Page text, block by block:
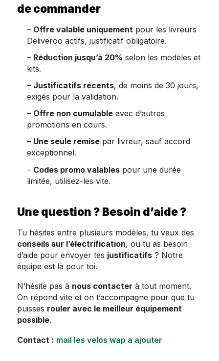
de commander
– Offre valable uniquement pour les livreurs
Deliveroo actifs, justificatif obligatoire.
– Réduction jusqu’à 20% selon les modèles et
kits.
– Justificatifs récents, de moins de 30 jours,
exigés pour la validation.
– Offre non cumulable avec d’autres
promotions en cours.
– Une seule remise par livreur, sauf accord
exceptionnel.
– Codes promo valables pour une durée
limitée, utilisez-les vite.
Une question ? Besoin d’aide ?
Tu hésites entre plusieurs modèles, tu veux des
conseils sur l’électrification, ou tu as besoin
d’aide pour envoyer tes justificatifs ? Notre
équipe est là pour toi.
N’hésite pas à nous contacter à tout moment.
On répond vite et on t’accompagne pour que tu
puisses rouler avec le meilleur équipement
possible.
Contact : mail les velos wap a ajouter